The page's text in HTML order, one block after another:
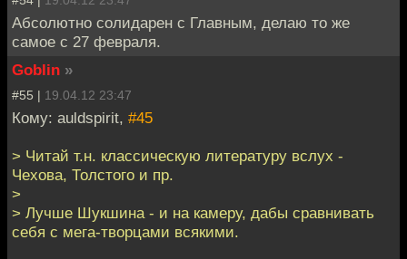
Абсолютно солидарен с Главным, делаю то же
самое с 27 февраля.
Goblin »
#55 | 19.04.12 23:47
Кому: auldspirit, #45
> Читай т.н. классическую литературу вслух -
Чехова, Толстого и пр.
>
> Лучше Шукшина - и на камеру, дабы сравнивать
себя с мега-творцами всякими.